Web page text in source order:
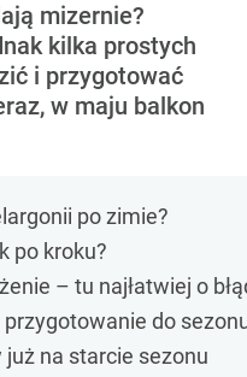
mizernie?
kilka prostych
i przygotować
w maju balkon
po zimie?
po kroku?
– tu najłatwiej o
do
już na starcie sezonu